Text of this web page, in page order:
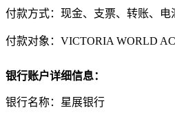
付款方式：现金、支票、转账、电
付款对象：VICTORIA WORLD
银行账户详细信息：
银行名称：星展银行